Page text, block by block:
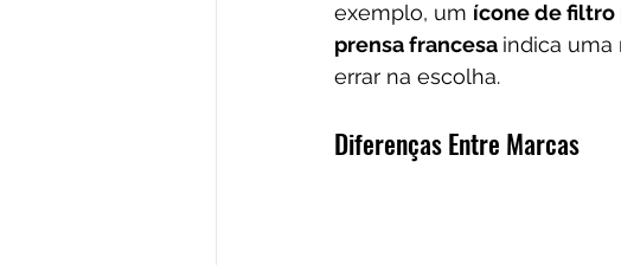
exemplo, um ícone de filtro
prensa francesa indica uma
errar na escolha.
Diferenças Entre Marcas